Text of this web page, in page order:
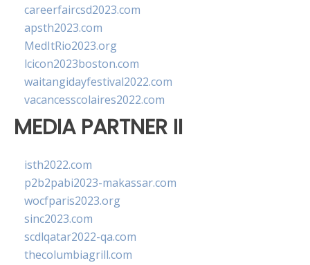
careerfaircsd2023.com
apsth2023.com
MedItRio2023.org
lcicon2023boston.com
waitangidayfestival2022.com
vacancesscolaires2022.com
MEDIA PARTNER II
isth2022.com
p2b2pabi2023-makassar.com
wocfparis2023.org
sinc2023.com
scdlqatar2022-qa.com
thecolumbiagrill.com